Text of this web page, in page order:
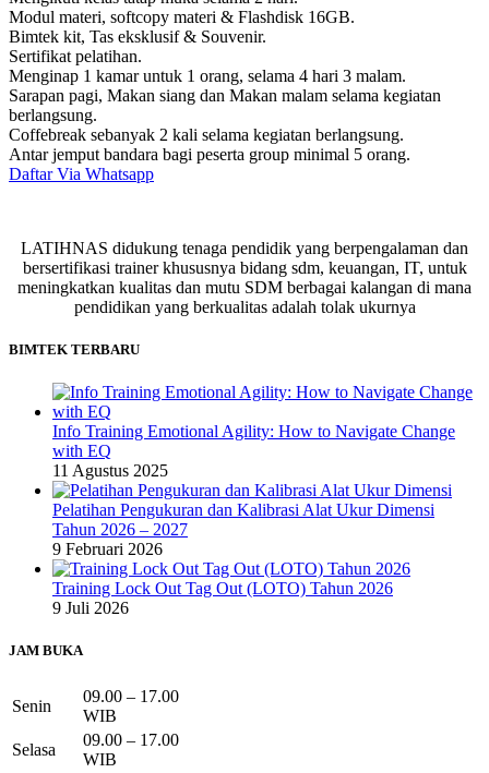
Modul materi, softcopy materi & Flashdisk 16GB.
Bimtek kit, Tas eksklusif & Souvenir.
Sertifikat pelatihan.
Menginap 1 kamar untuk 1 orang, selama 4 hari 3 malam.
Sarapan pagi, Makan siang dan Makan malam selama kegiatan
berlangsung.
Coffebreak sebanyak 2 kali selama kegiatan berlangsung.
Antar jemput bandara bagi peserta group minimal 5 orang.
Daftar Via Whatsapp
LATIHNAS didukung tenaga pendidik yang berpengalaman dan
bersertifikasi trainer khususnya bidang sdm, keuangan, IT, untuk
meningkatkan kualitas dan mutu SDM berbagai kalangan di mana
pendidikan yang berkualitas adalah tolak ukurnya
BIMTEK TERBARU
Info Training Emotional Agility: How to Navigate Change
with EQ
11 Agustus 2025
Pelatihan Pengukuran dan Kalibrasi Alat Ukur Dimensi
Tahun 2026 – 2027
9 Februari 2026
Training Lock Out Tag Out (LOTO) Tahun 2026
9 Juli 2026
JAM BUKA
Senin
09.00 – 17.00
WIB
Selasa
09.00 – 17.00
WIB